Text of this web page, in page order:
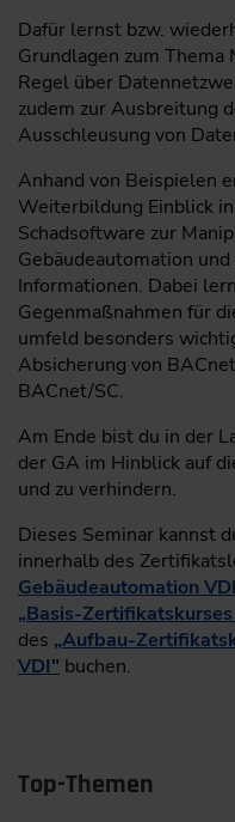
Dafür lernst bzw.
Grundlagen zum
Regel über
zudem zur Ausbreitung
Ausschleusung von
Anhand von Beispielen
Weiterbildung Einblick
Schadsoftware zur
Gebäudeautomation
Informationen. Dabei
Gegenmaßnahmen für
umfeld besonders
Absicherung von
BACnet/SC.
Am Ende bist du in der
der GA im Hinblick auf
und zu verhindern.
Dieses Seminar kannst
innerhalb des
Gebäudeautomation
„Basis-
des „Aufbau-
VDI" buchen.
Top-Themen